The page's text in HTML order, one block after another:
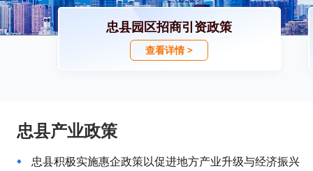
忠县园区招商引资政策
查看详情 >
忠县产业政策
忠县积极实施惠企政策以促进地方产业升级与经济振兴